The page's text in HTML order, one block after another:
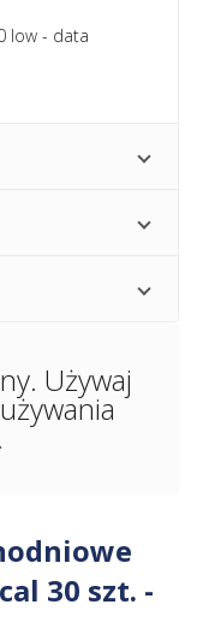
low - data
Używaj
30 szt. -